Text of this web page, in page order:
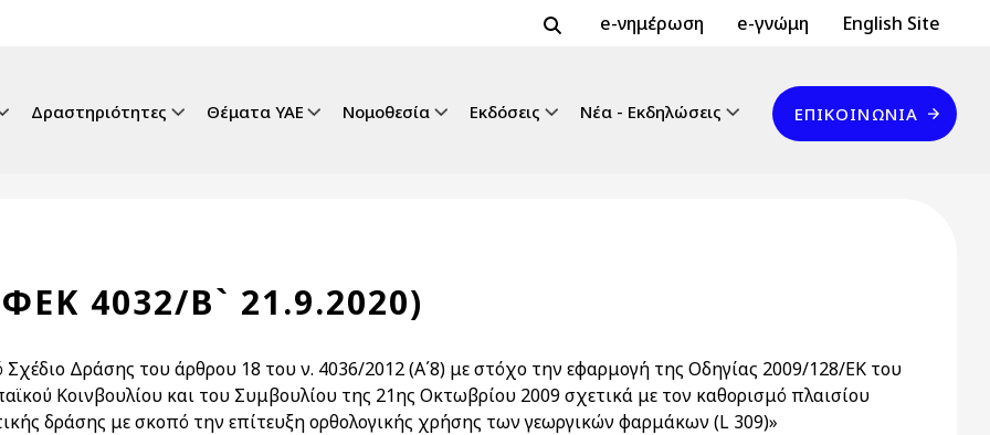
Header Top 2
e-νημέρωση e-γνώμη Header Top
English Site
Δραστηριότητες Θέματα ΥΑΕ Νομοθεσία Εκδόσεις Νέα - Εκδηλώσεις
Επικοινωνία
ΕΠΙΚΟΙΝΩΝΊΑ
4032/Β` 21.9.2020)
Σχέδιο Δράσης του άρθρου 18 του ν. 4036/2012 (Α΄8) με στόχο την εφαρμογή της Οδηγίας 2009/128/ΕΚ του
Κοινβουλίου και του Συμβουλίου της 21ης Οκτωβρίου 2009 σχετικά με τον καθορισμό πλαισίου
δράσης με σκοπό την επίτευξη ορθολογικής χρήσης των γεωργικών φαρμάκων (L 309)»